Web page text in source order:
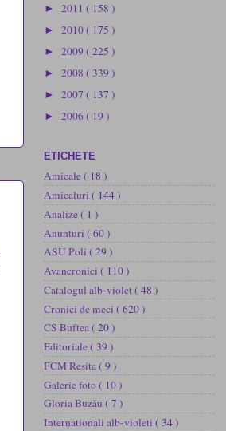
► 2011 ( 158 )
► 2010( 175 )
► 2009 ( 225 )
► 2008 ( 339 )
► 2007 ( 137 )
► 2006( 19 )
ETICHETE
Amicale( 18 )
Amicaluri ( 144 )
Analize( 1 )
Anunturi ( 60 )
ASU Poli ( 29 )
Avancronici ( 110 )
Catalogul alb-violet( 48 )
Cronici de meci ( 620 )
CS Buftea( 20 )
Editoriale( 39 )
FCM Resita( 9 )
Galerie foto( 10 )
Gloria Buzău ( 7 )
Internationali alb-violeti ( 34 )